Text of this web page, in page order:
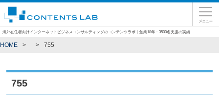
海外在住者向けインターネットビジネスコンサルティングのコンテンツラボ｜創業18年・3500名支援の実績
HOME 755
755